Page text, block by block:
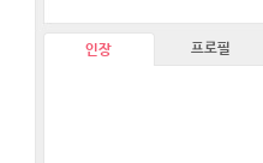
인장 프로필